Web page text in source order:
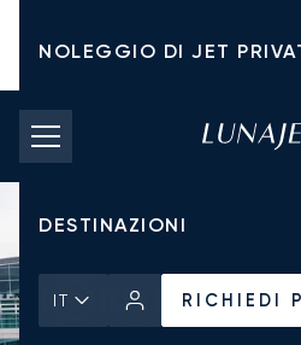
NOLEGGIO DI JET
TARIFFE DI NOLEGGIO
JET PRIVATI
DESTINAZIONI
IT RICHIEDI